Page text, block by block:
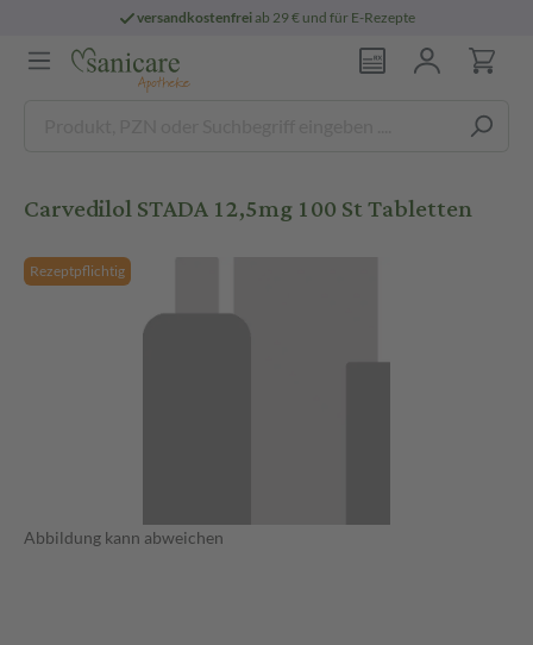
versandkostenfreiab 29 € und für E-Rezepte
Carvedilol STADA 12,5mg 100 St Tabletten
Rezeptpflichtig
Abbildung kann abweichen